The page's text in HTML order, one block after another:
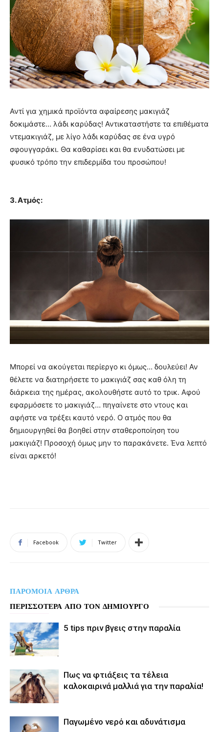
Αντί για χημικά προϊόντα αφαίρεσης μακιγιάζ
δοκιμάστε… λάδι καρύδας! Αντικαταστήστε τα επιθέματα
ντεμακιγιάζ, με λίγο λάδι καρύδας σε ένα υγρό
σφουγγαράκι. Θα καθαρίσει και θα ενυδατώσει με
φυσικό τρόπο την επιδερμίδα του προσώπου!
3. Ατμός:
Μπορεί να ακούγεται περίεργο κι όμως… δουλεύει! Αν
θέλετε να διατηρήσετε το μακιγιάζ σας καθ όλη τη
διάρκεια της ημέρας, ακολουθήστε αυτό το τρικ. Αφού
εφαρμόσετε το μακιγιάζ… πηγαίνετε στο ντους και
αφήστε να τρέξει καυτό νερό. Ο ατμός που θα
δημιουργηθεί θα βοηθεί στην σταθεροποίηση του
μακιγιάζ! Προσοχή όμως μην το παρακάνετε. Ένα λεπτό
είναι αρκετό!
Facebook Twitter
ΠΑΡΟΜΟΙΑ ΑΡΘΡΑ
ΠΕΡΙΣΣΟΤΕΡΑ ΑΠΟ ΤΟΝ ΔΗΜΙΟΥΡΓΟ
5 tips πριν βγεις στην παραλία
Πως να φτιάξεις τα τέλεια
καλοκαιρινά μαλλιά για την παραλία!
Παγωμένο νερό και αδυνάτισμα